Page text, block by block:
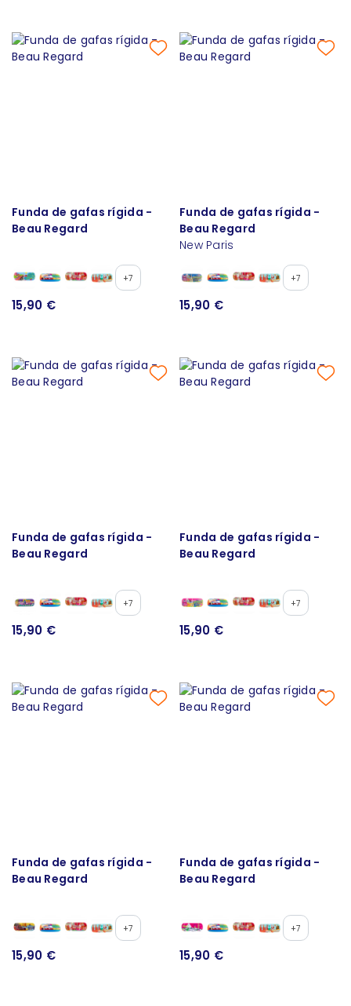
Funda de gafas rígida -
Beau Regard
+7
15,90 €
Funda de gafas rígida -
Beau Regard
New Paris
+7
15,90 €
Funda de gafas rígida -
Beau Regard
+7
15,90 €
Funda de gafas rígida -
Beau Regard
+7
15,90 €
Funda de gafas rígida -
Beau Regard
+7
15,90 €
Funda de gafas rígida -
Beau Regard
+7
15,90 €